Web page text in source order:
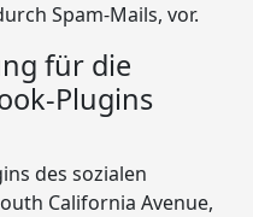
Spam-Mails, vor.
für die
Plugins
des sozialen
California Avenue,